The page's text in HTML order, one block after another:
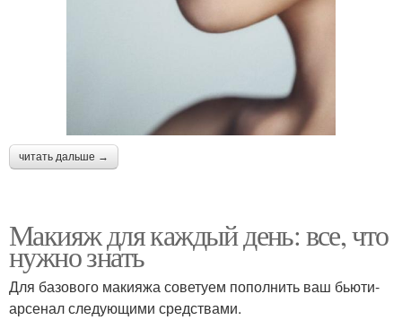
читать дальше →
Макияж для каждый день: все, что
нужно знать
Для базового макияжа советуем пополнить ваш бьюти-
арсенал следующими средствами.